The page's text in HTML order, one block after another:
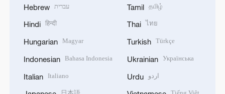
Hebrew עברית
Hindi हिन्दी
Hungarian Magyar
Indonesian Bahasa Indonesia
Italian Italiano
Tamil தமிழ்
Thai ไทย
Turkish Türkçe
Ukrainian Українська
Urdu اردو